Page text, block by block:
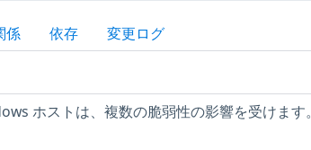
係 依存 変更ログ
ホストは、複数の脆弱性の影響を受けます。